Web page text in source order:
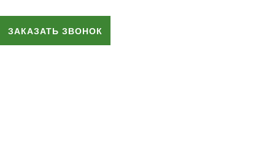
ЗАКАЗАТЬ ЗВОНОК